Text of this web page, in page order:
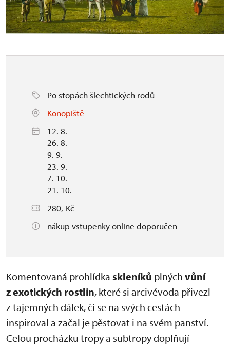
Po stopách šlechtických rodů
Konopiště
12. 8.
26. 8.
9. 9.
23. 9.
7. 10.
21. 10.
280,-Kč
nákup vstupenky online doporučen
Komentovaná prohlídka skleníků plných vůní
z exotických rostlin, které si arcivévoda přivezl
z tajemných dálek, či se na svých cestách
inspiroval a začal je pěstovat i na svém panství.
Celou procházku tropy a subtropy doplňují